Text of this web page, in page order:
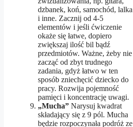
dzbanek, koń, samochód, lalka
i inne. Zacznij od 4-5
elementów i jeśli ćwiczenie
okaże się łatwe, dopiero
zwiększaj ilość bil bądź
przedmiotów. Ważne, żeby nie
zacząć od zbyt trudnego
zadania, gdyż łatwo w ten
sposób zniechęcić dziecko do
pracy. Rozwija pojemność
pamięci i koncentrację uwagi.
„Mucha” Narysuj kwadrat
składający się z 9 pól. Mucha
będzie rozpoczynała podróż ze